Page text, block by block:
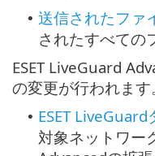
• 送信されたファ
されたすべての
ESET LiveGuard
の変更が行われます
• ESET
対象ネットワー